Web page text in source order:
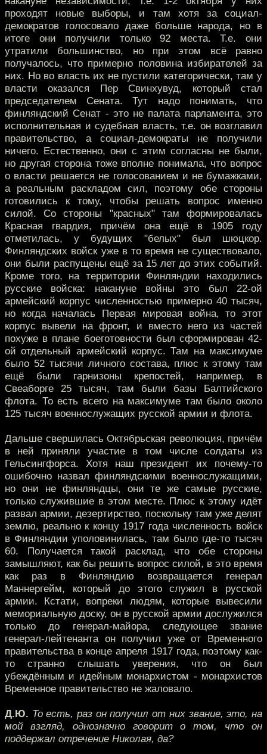
проходят новые выборы, и там хотя за социал-
демократов голосовало даже больше народа, но в
итоге они получили только 92 места. Т.е. они
утратили большинство, но при этом всё равно
получалось, что примерно половина избирателей за
них. Но во власть их не пустили категорически, там у
власти оказался Пер Свинхувуд, который стал
председателем Сената. Тут надо понимать, что
финляндский Сенат - это не палата парламента, это
исполнительная и судебная власть, т.е. он возглавил
правительство, а социал-демократы не получили
ничего. Естественно, они с этим согласны не были,
но другая сторона тоже вполне понимала, что вопрос
о власти решается не голосованием и не бумажками,
а реальным раскладом сил, поэтому обе стороны
готовились к тому, чтобы решать вопрос именно
силой. Со стороны "красных" там формировалась
Красная гвардия, причём она ещё в 1905 году
отметилась, у будущих "белых" был шюцкор.
Финляндских войск уже в то время не существовало,
они были распущены ещё за 15 лет до этих событий.
Кроме того, на территории Финляндии находились
русские войска: накануне войны это был 22-ой
армейский корпус численностью примерно 40 тысяч,
но когда началась Первая мировая война, то этот
корпус вывели на фронт, и вместо него из частей
похуже в плане боеготовности был сформирован 42-
ой отдельный армейский корпус. Там на максимуме
было 52 тысячи личного состава, плюс к этому там
ещё были гарнизоны крепостей, например, в
Свеаборге 25 тысяч, там были базы Балтийского
флота. То есть всего на максимуме там было около
125 тысяч военнослужащих русской армии и флота.
Дальше свершилась Октябрьская революция, причём
в ней приняли участие в том числе солдаты из
Гельсингфорса. Хотя наш президент их почему-то
ошибочно назвал финляндскими военнослужащими,
но они не финляндцы, они те же самые русские,
только служившие в этом месте. Плюс к этому идёт
развал армии, дезертирство, поскольку там уже делят
землю, реально к концу 1917 года численность войск
в Финляндии уполовинилась, там было где-то тысяч
60. Получается такой расклад, что обе стороны
замышляют, как бы решить вопрос силой, в это время
как раз в Финляндию возвращается генерал
Маннергейм, который до этого служил в русской
армии. Кстати, вопреки людям, которые вывесили
мемориальную доску, он в русской армии дослужился
только до генерал-майора, следующее звание
генерал-лейтенанта он получил уже от Временного
правительства в конце апреля 1917 года, поэтому как-
то странно слышать уверения, что он был
убеждённым и идейным монархистом - монархистов
Временное правительство не жаловало.
Д.Ю. То есть, раз он получил от них звание, это, на
мой взгляд, однозначно говорит о том, что он
поддержал отречение Николая, да?